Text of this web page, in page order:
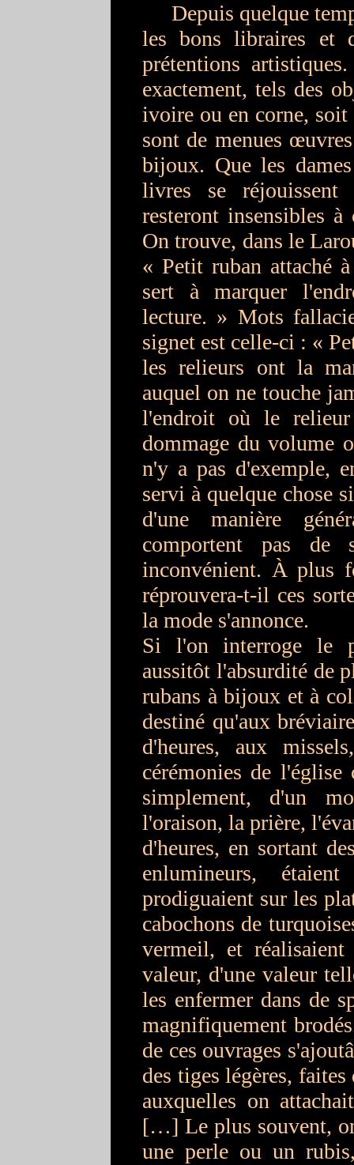
Depuis quelque
les bons libraires et
prétentions
exactement, tels des
ivoire ou en corne, soit
sont de menues
bijoux. Que les
livres se
resteront insensibles
On trouve, dans le
« Petit ruban attaché
sert à marquer
lecture. » Mots
signet est celle-ci : «
les relieurs ont la
auquel on ne touche
l'endroit où le
dommage du volume
n'y a pas d'exemple,
servi à quelque chose
d'une manière
comportent pas
inconvénient. À plus
réprouvera-t-il ces
la mode s'annonce.
Si l'on interroge le
aussitôt l'absurdité de
rubans à bijoux et à
destiné qu'aux
d'heures, aux
cérémonies de
simplement, d'un
l'oraison, la prière,
d'heures, en sortant
enlumineurs,
prodiguaient sur les
cabochons de
vermeil, et
valeur, d'une valeur
les enfermer dans de
magnifiquement
de ces ouvrages
des tiges légères,
auxquelles on
[…] Le plus souvent,
une perle ou un